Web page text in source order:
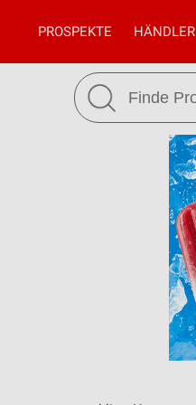
PROSPEKTE HÄNDLER